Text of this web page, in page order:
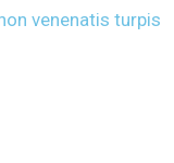
venenatis turpis